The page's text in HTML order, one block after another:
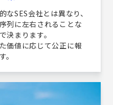
SES会社とは異なり、
列に左右されることな
決まります。
価値に応じて公正に報